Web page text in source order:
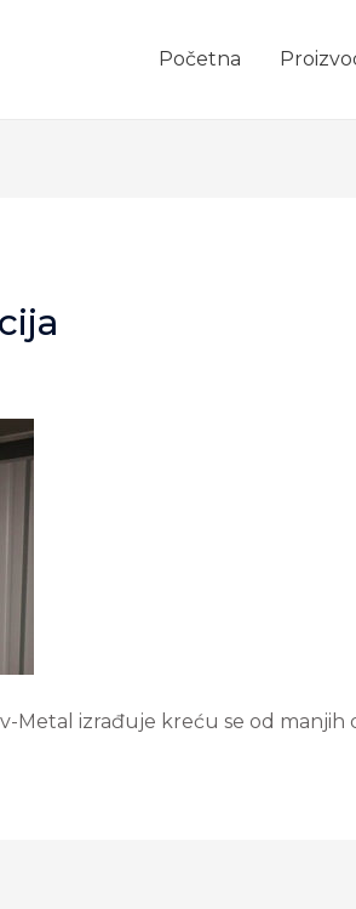
Početna
Metal izrađuje kreću se od